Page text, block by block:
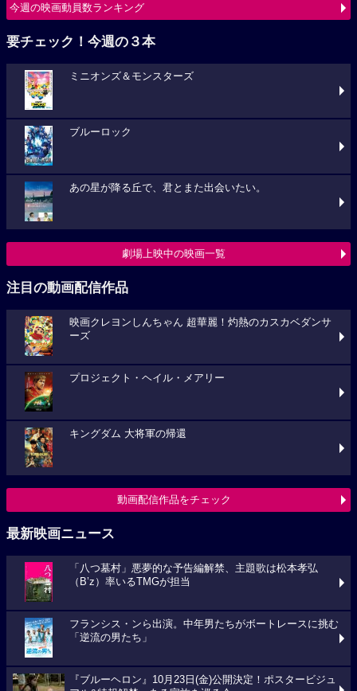
今週の映画動員数ランキング
要チェック！今週の３本
ミニオンズ＆モンスターズ
ブルーロック
あの星が降る丘で、君とまた出会いたい。
劇場上映中の映画一覧
注目の動画配信作品
映画クレヨンしんちゃん 超華麗！灼熱のカスカベダンサ
ーズ
プロジェクト・ヘイル・メアリー
キングダム 大将軍の帰還
動画配信作品をチェック
最新映画ニュース
「八つ墓村」悪夢的な予告編解禁、主題歌は松本孝弘
（B’z）率いるTMGが担当
フランシス・ンら出演。中年男たちがボートレースに挑む
「逆流の男たち」
『ブルーヘロン』10月23日(金)公開決定！ポスタービジュ